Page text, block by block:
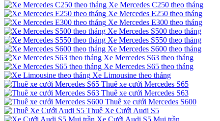
Xe Mercedes C250 theo tháng
Xe Mercedes E250 theo tháng
Xe Mercedes E300 theo tháng
Xe Mercedes S500 theo tháng
Xe Mercedes S550 theo tháng
Xe Mercedes S600 theo tháng
Xe Mercedes S63 theo tháng
Xe Mercedes S65 theo tháng
Xe Limousine theo tháng
Thuê xe cưới Mercedes S65
Thuê xe cưới Mercedes S63
Thuê xe cưới Mercedes S600
Thuê Xe Cưới Audi S5